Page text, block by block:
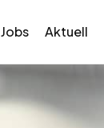
Jobs Aktuell